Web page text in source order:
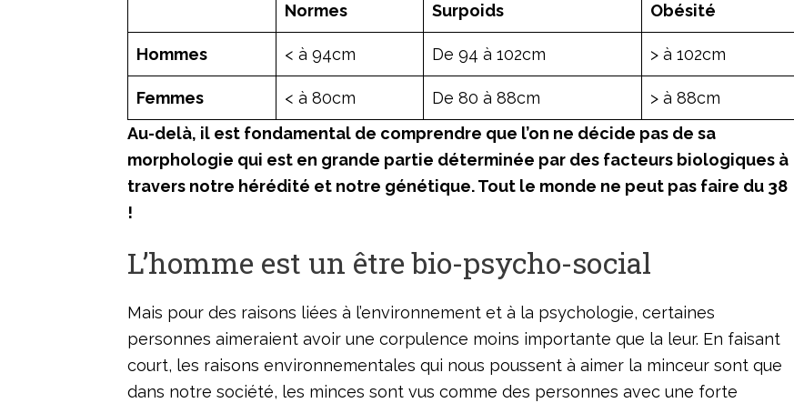
Normes Surpoids Obésité
Hommes < à 94cm De 94 à 102cm > à 102cm
Femmes < à 80cm De 80 à 88cm
> à 88cm
Au-delà, il est fondamental de comprendre que l’on ne décide pas de sa
morphologie qui est en grande partie déterminée par des facteurs biologiques à
travers notre hérédité et notre génétique. Tout le monde ne peut pas faire du 38
!
L’homme est un être bio-psycho-social
Mais pour des raisons liées à l’environnement et à la psychologie, certaines
personnes aimeraient avoir une corpulence moins importante que la leur. En faisant
court, les raisons environnementales qui nous poussent à aimer la minceur sont que
dans notre société, les minces sont vus comme des personnes avec une forte